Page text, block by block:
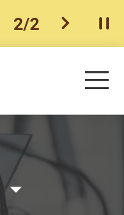
上一个
2/2 下一个开
目